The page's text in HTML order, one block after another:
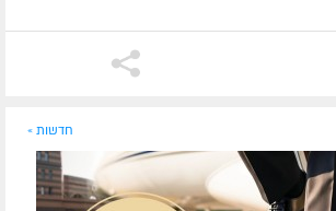
חדשות »